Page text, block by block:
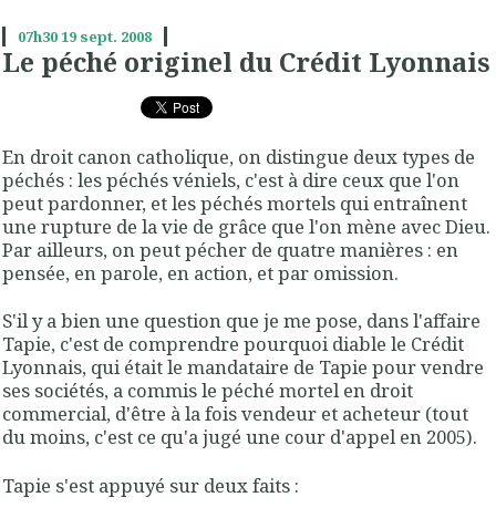
07h3019 sept. 2008
Le péché originel du Crédit Lyonnais
En droit canon catholique, on distingue deux types de
péchés : les péchés véniels, c'est à dire ceux que l'on
peut pardonner, et les péchés mortels qui entraînent
une rupture de la vie de grâce que l'on mène avec Dieu.
Par ailleurs, on peut pécher de quatre manières : en
pensée, en parole, en action, et par omission.
S'il y a bien une question que je me pose, dans l'affaire
Tapie, c'est de comprendre pourquoi diable le Crédit
Lyonnais, qui était le mandataire de Tapie pour vendre
ses sociétés, a commis le péché mortel en droit
commercial, d'être à la fois vendeur et acheteur (tout
du moins, c'est ce qu'a jugé une cour d'appel en 2005).
Tapie s'est appuyé sur deux faits :